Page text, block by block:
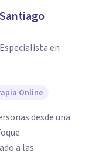
en
Online
desde una
a las